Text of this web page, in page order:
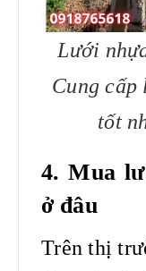
Lưới
Cung
tốt
4. Mua
ở đâu
Trên thị